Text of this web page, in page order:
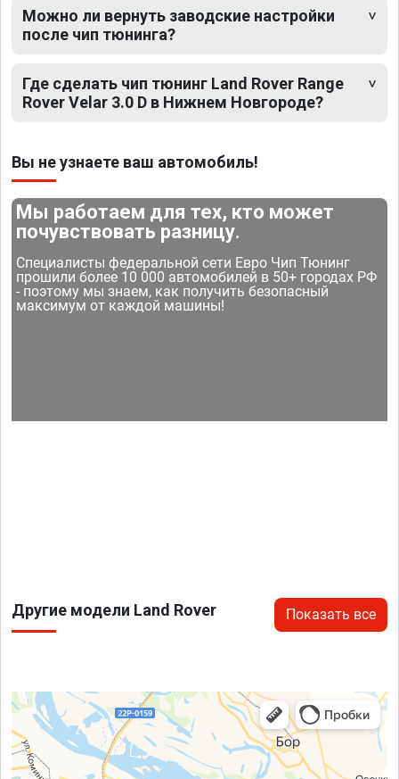
Можно ли вернуть заводские настройки
после чип тюнинга?
Где сделать чип тюнинг Land Rover Range
Rover Velar 3.0 D в Нижнем Новгороде?
Вы не узнаете ваш автомобиль!
Мы работаем для тех, кто может
почувствовать разницу.
Специалисты федеральной сети Евро Чип Тюнинг
прошили более 10 000 автомобилей в 50+ городах РФ
- поэтому мы знаем, как получить безопасный
максимум от каждой машины!
Другие модели Land Rover Показать все